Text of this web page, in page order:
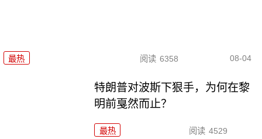
最热 阅读 6358 08-04
特朗普对波斯下狠手，为何在黎
明前戛然而止？
最热 阅读 4529